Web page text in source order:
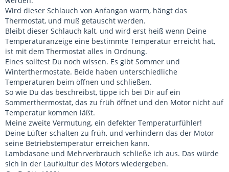
Wird dieser Schlauch von Anfangan warm, hängt das
Thermostat, und muß getauscht werden.
Bleibt dieser Schlauch kalt, und wird erst heiß wenn Deine
Temperaturanzeige eine bestimmte Temperatur erreicht hat,
ist mit dem Thermostat alles in Ordnung.
Eines solltest Du noch wissen. Es gibt Sommer und
Winterthermostate. Beide haben unterschiedliche
Temperaturen beim öffnen und schließen.
So wie Du das beschreibst, tippe ich bei Dir auf ein
Sommerthermostat, das zu früh öffnet und den Motor nicht auf
Temperatur kommen läßt.
Meine zweite Vermutung, ein defekter Temperaturfühler!
Deine Lüfter schalten zu früh, und verhindern das der Motor
seine Betriebstemperatur erreichen kann.
Lambdasone und Mehrverbrauch schließe ich aus. Das würde
sich in der Laufkultur des Motors wiedergeben.